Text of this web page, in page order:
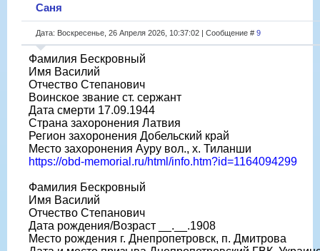
Саня
Дата: Воскресенье, 26 Апреля 2026, 10:37:02 | Сообщение # 9
Фамилия Бескровный
Имя Василий
Отчество Степанович
Воинское звание ст. сержант
Дата смерти 17.09.1944
Страна захоронения Латвия
Регион захоронения Добельский край
Место захоронения Ауру вол., х. Тиланши
https://obd-memorial.ru/html/info.htm?id=1164094299
Фамилия Бескровный
Имя Василий
Отчество Степанович
Дата рождения/Возраст __.__.1908
Место рождения г. Днепропетровск, п. Дмитрова